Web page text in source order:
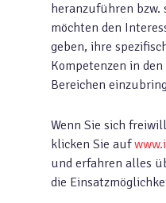
heranzuführen bzw.
möchten den
geben, ihre
Kompetenzen in
Bereichen
Wenn Sie sich
klicken Sie auf
und erfahren alles
die